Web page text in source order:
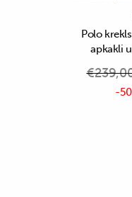
Polo
apkakli
€
-